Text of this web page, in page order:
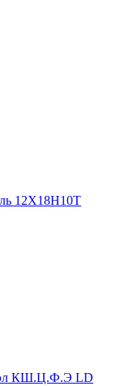
12Х18Н10Т
эл КШ.Ц.Ф.Э LD